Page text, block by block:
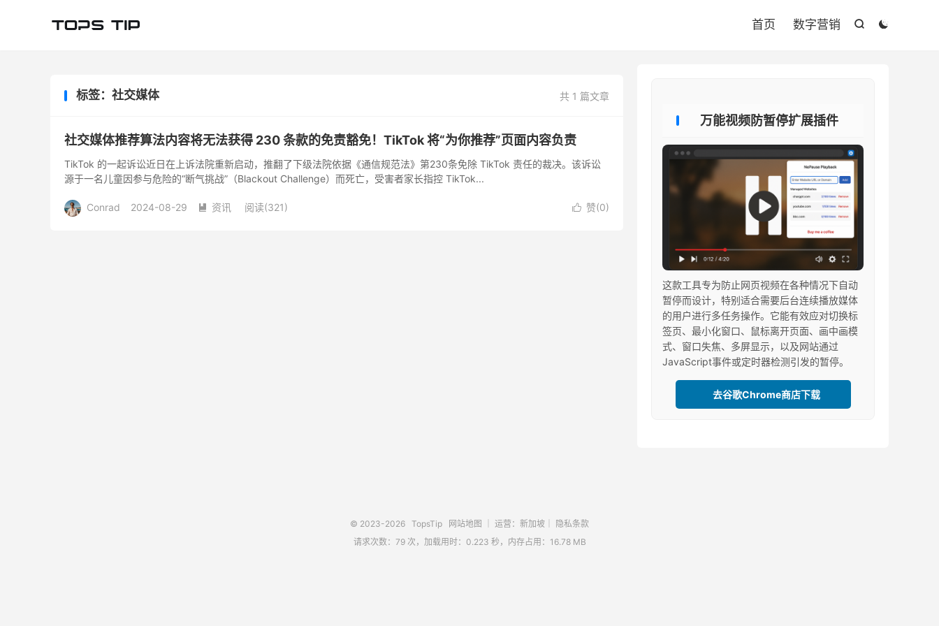


首页 数字营销
共 1 篇文章
标签：社交媒体
社交媒体推荐算法内容将无法获得 230 条款的免责豁免！TikTok 将“为你推荐”页面内容负责
TikTok 的一起诉讼近日在上诉法院重新启动，推翻了下级法院依据《通信规范法》第230条免除 TikTok 责任的裁决。该诉讼
源于一名儿童因参与危险的“断气挑战”（Blackout Challenge）而死亡，受害者家长指控 TikTok...
 赞(0)
Conrad 2024-08-29  资讯 阅读(321)
万能视频防暂停扩展插件
这款工具专为防止网页视频在各种情况下自动
暂停而设计，特别适合需要后台连续播放媒体
的用户进行多任务操作。它能有效应对切换标
签页、最小化窗口、鼠标离开页面、画中画模
式、窗口失焦、多屏显示，以及网站通过
JavaScript事件或定时器检测引发的暂停。
去谷歌Chrome商店下载
© 2023-2026 TopsTip 网站地图 ｜ 运营：新加坡｜
隐私条款
请求次数：79 次，加载用时：0.223 秒，内存占用：16.78 MB